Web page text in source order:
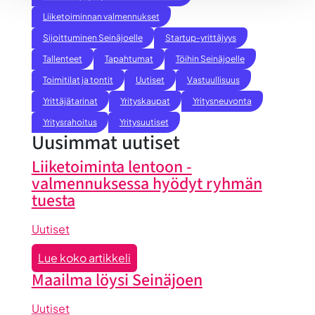
Liiketoiminnan valmennukset
Sijoittuminen Seinäjoelle
Startup-yrittäjyys
Tallenteet
Tapahtumat
Töihin Seinäjoelle
Toimitilat ja tontit
Uutiset
Vastuullisuus
Yrittäjätarinat
Yrityskaupat
Yritysneuvonta
Yritysrahoitus
Yritysuutiset
Uusimmat uutiset
Liiketoiminta lentoon -
valmennuksessa hyödyt ryhmän
tuesta
Uutiset
Lue koko artikkeli:
Liiketoiminta
lentoon
Maailma löysi Seinäjoen
Uutiset